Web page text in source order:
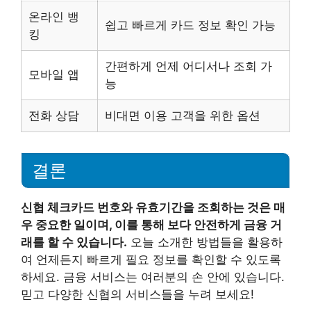
온라인 뱅
킹
쉽고 빠르게 카드 정보 확인 가능
모바일 앱
간편하게 언제 어디서나 조회 가
능
전화 상담 비대면 이용 고객을 위한 옵션
결론
신협 체크카드 번호와 유효기간을 조회하는 것은 매
우 중요한 일이며, 이를 통해 보다 안전하게 금융 거
래를 할 수 있습니다. 오늘 소개한 방법들을 활용하
여 언제든지 빠르게 필요 정보를 확인할 수 있도록
하세요. 금융 서비스는 여러분의 손 안에 있습니다.
믿고 다양한 신협의 서비스들을 누려 보세요!